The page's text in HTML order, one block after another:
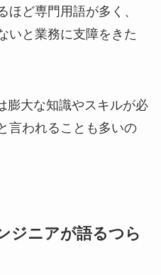
ほど専門用語が多く、
いと業務に支障をきた
膨大な知識やスキルが必
言われることも多いの
ジニアが語るつら